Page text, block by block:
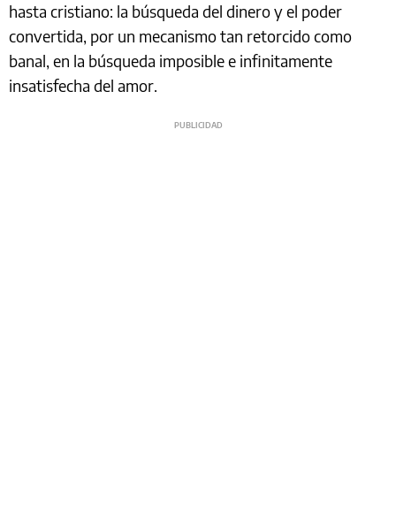
hasta cristiano: la búsqueda del dinero y el poder
convertida, por un mecanismo tan retorcido como
banal, en la búsqueda imposible e infinitamente
insatisfecha del amor.